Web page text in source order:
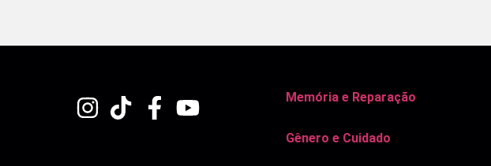
Memória e Reparação
Gênero e Cuidado